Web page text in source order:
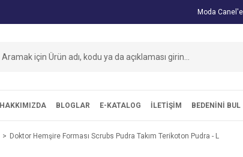
Moda
HAKKIMIZDA BLOGLAR E-KATALOG İLETİŞİM BEDENİNİ BUL
Doktor Hemşire Forması Scrubs Pudra Takım Terikoton Pudra - L